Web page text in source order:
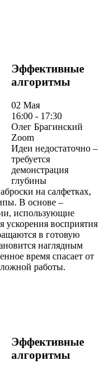
Эффективные
алгоритмы
02 Мая
16:00 - 17:30
Олег Брагинский
Zoom
Идеи недостаточно –
требуется
демонстрация
глубины
на салфетках,
В основе –
использующие
восприятия
в готовую
наглядным
время спасает от
работы.
Эффективные
алгоритмы